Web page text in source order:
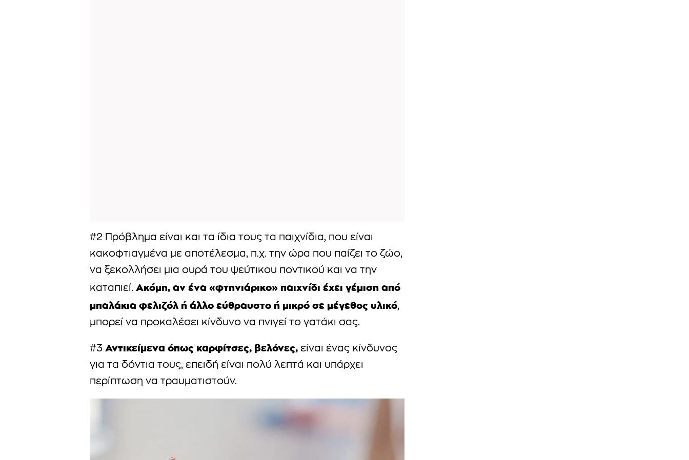
#2 Πρόβλημα είναι και τα ίδια τους τα παιχνίδια, που είναι
κακοφτιαγμένα με αποτέλεσμα, π.χ. την ώρα που παίζει το ζώο,
να ξεκολλήσει μια ουρά του ψεύτικου ποντικού και να την
καταπιεί. Ακόμη, αν ένα «φτηνιάρικο» παιχνίδι έχει γέμιση από
μπαλάκια φελιζόλ ή άλλο εύθραυστο ή μικρό σε μέγεθος υλικό,
μπορεί να προκαλέσει κίνδυνο να πνιγεί το γατάκι σας.
#3 Αντικείμενα όπως καρφίτσες, βελόνες, είναι ένας κίνδυνος
για τα δόντια τους, επειδή είναι πολύ λεπτά και υπάρχει
περίπτωση να τραυματιστούν.